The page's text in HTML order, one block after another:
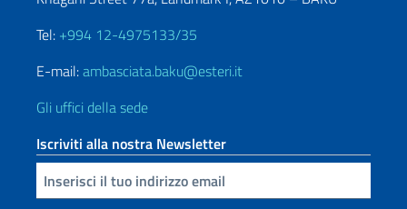
Tel: +994 12-4975133/35
E-mail:ambasciata.baku@esteri.it
Gli uffici della sede
Iscriviti alla nostra Newsletter
Inserisci la tua email